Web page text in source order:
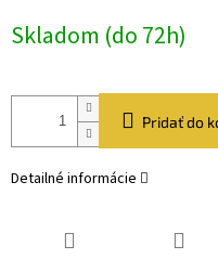
cena:
Skladom (do 72h)
Pridať do
Detailné informácie